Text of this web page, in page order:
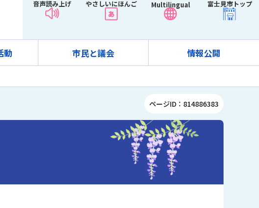
音声読み上げ やさしいにほんご Multilingual 富士見市トップ
動 市民と議会 情報公開
ページID：814886383